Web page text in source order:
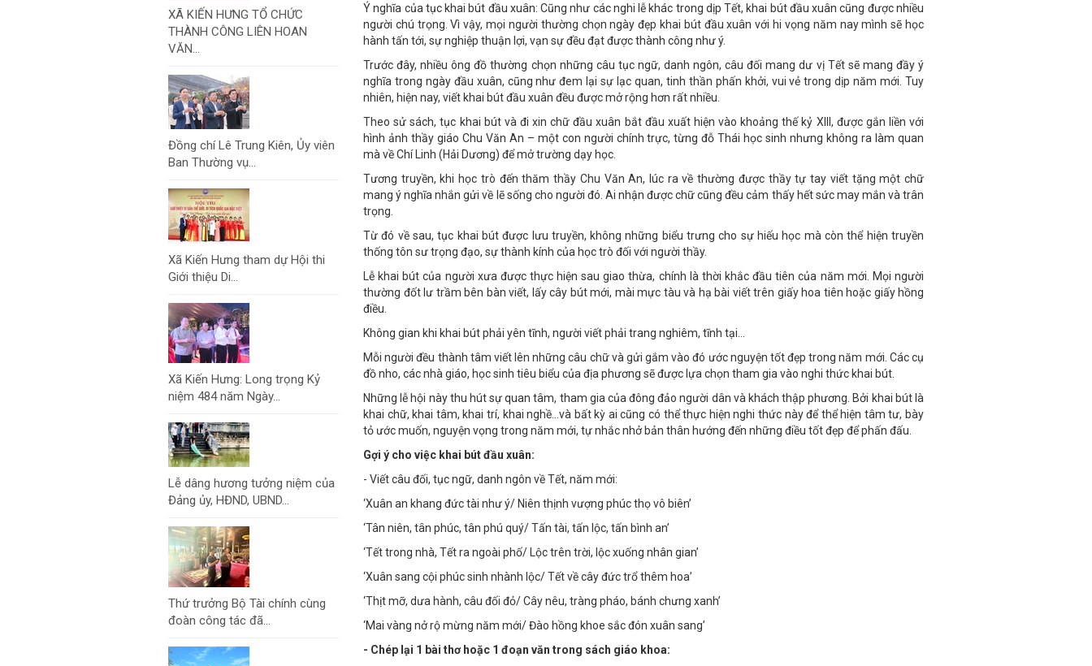
XÃ KIẾN HƯNG TỔ CHỨC
THÀNH CÔNG LIÊN HOAN
VĂN...
Đồng chí Lê Trung Kiên, Ủy viên
Ban Thường vụ...
Xã Kiến Hưng tham dự Hội thi
Giới thiệu Di...
Xã Kiến Hưng: Long trọng Kỷ
niệm 484 năm Ngày...
Lễ dâng hương tưởng niệm của
Đảng ủy, HĐND, UBND...
Thứ trưởng Bộ Tài chính cùng
đoàn công tác đã...
Ý nghĩa của tục khai bút đầu xuân: Cũng như các nghi lễ khác trong dịp Tết, khai bút đầu xuân cũng được nhiều
người chú trọng. Vì vậy, mọi người thường chọn ngày đẹp khai bút đầu xuân với hi vọng năm nay mình sẽ học
hành tấn tới, sự nghiệp thuận lợi, vạn sự đều đạt được thành công như ý.
Trước đây, nhiều ông đồ thường chọn những câu tục ngữ, danh ngôn, câu đối mang dư vị Tết sẽ mang đầy ý
nghĩa trong ngày đầu xuân, cũng như đem lại sự lạc quan, tinh thần phấn khởi, vui vẻ trong dịp năm mới. Tuy
nhiên, hiện nay, viết khai bút đầu xuân đều được mở rộng hơn rất nhiều.
Theo sử sách, tục khai bút và đi xin chữ đầu xuân bắt đầu xuất hiện vào khoảng thế kỷ XIII, được gắn liền với
hình ảnh thầy giáo Chu Văn An – một con người chính trực, từng đỗ Thái học sinh nhưng không ra làm quan
mà về Chí Linh (Hải Dương) để mở trường dạy học.
Tương truyền, khi học trò đến thăm thầy Chu Văn An, lúc ra về thường được thầy tự tay viết tặng một chữ
mang ý nghĩa nhắn gửi về lẽ sống cho người đó. Ai nhận được chữ cũng đều cảm thấy hết sức may mắn và trân
trọng.
Từ đó về sau, tục khai bút được lưu truyền, không những biểu trưng cho sự hiếu học mà còn thể hiện truyền
thống tôn sư trọng đạo, sự thành kính của học trò đối với người thầy.
Lễ khai bút của người xưa được thực hiện sau giao thừa, chính là thời khắc đầu tiên của năm mới. Mọi người
thường đốt lư trầm bên bàn viết, lấy cây bút mới, mài mực tàu và hạ bài viết trên giấy hoa tiên hoặc giấy hồng
điều.
Không gian khi khai bút phải yên tĩnh, người viết phải trang nghiêm, tĩnh tại…
Mỗi người đều thành tâm viết lên những câu chữ và gửi gắm vào đó ước nguyện tốt đẹp trong năm mới. Các cụ
đồ nho, các nhà giáo, học sinh tiêu biểu của địa phương sẽ được lựa chọn tham gia vào nghi thức khai bút.
Những lễ hội này thu hút sự quan tâm, tham gia của đông đảo người dân và khách thập phương. Bởi khai bút là
khai chữ, khai tâm, khai trí, khai nghề…và bất kỳ ai cũng có thể thực hiện nghi thức này để thể hiện tâm tư, bày
tỏ ước muốn, nguyện vọng trong năm mới, tự nhắc nhở bản thân hướng đến những điều tốt đẹp để phấn đấu.
Gợi ý cho việc khai bút đầu xuân:
- Viết câu đối, tục ngữ, danh ngôn về Tết, năm mới:
‘Xuân an khang đức tài như ý/ Niên thịnh vượng phúc thọ vô biên’
‘Tân niên, tân phúc, tân phú quý/ Tấn tài, tấn lộc, tấn bình an’
‘Tết trong nhà, Tết ra ngoài phố/ Lộc trên trời, lộc xuống nhân gian’
‘Xuân sang cội phúc sinh nhành lộc/ Tết về cây đức trổ thêm hoa’
‘Thịt mỡ, dưa hành, câu đối đỏ/ Cây nêu, tràng pháo, bánh chưng xanh’
‘Mai vàng nở rộ mừng năm mới/ Đào hồng khoe sắc đón xuân sang’
- Chép lại 1 bài thơ hoặc 1 đoạn văn trong sách giáo khoa: